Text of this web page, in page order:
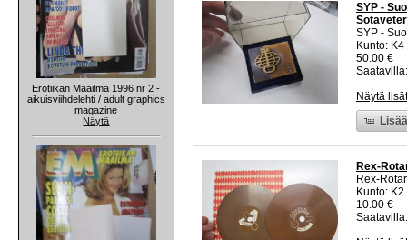
Erotiikan Maailma 1996 nr 2 -
aikuisviihdelehti / adult graphics
magazine
Näytä
SYP -
SYP -
Kunto:
50.00 €
Näytä
Rex-
Rex-
Kunto:
10.00 €